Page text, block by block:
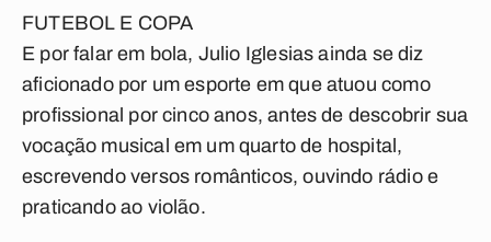
FUTEBOL E COPA
E por falar em bola, Julio Iglesias ainda se diz
aficionado por um esporte em que atuou como
profissional por cinco anos, antes de descobrir sua
vocação musical em um quarto de hospital,
escrevendo versos românticos, ouvindo rádio e
praticando ao violão.